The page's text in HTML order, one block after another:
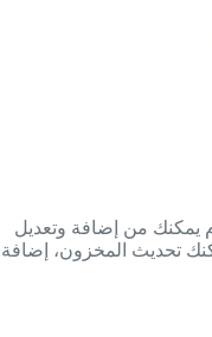
يمكنك من إضافة وتعديل
تحديث المخزون، إضافة